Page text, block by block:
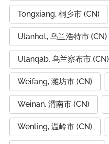
Tongxiang, 桐乡市 (CN)
Ulanhot, 乌兰浩特市 (CN)
Ulanqab, 乌兰察布市 (CN)
Weifang, 潍坊市 (CN)
Weinan, 渭南市 (CN)
Wenling, 温岭市 (CN)